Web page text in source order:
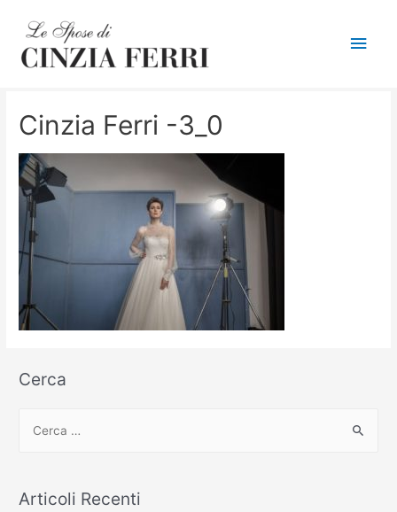
Cinzia Ferri -3_0
Cerca
c
Articoli Recenti